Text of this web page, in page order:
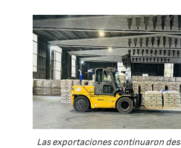
Las exportaciones continuaron